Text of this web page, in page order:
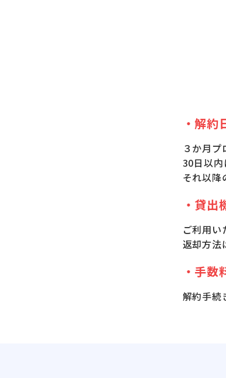
・解約
３か月プ
30日以内
それ以降
・貸出
ご利用い
返却方法
・手数
解約手続